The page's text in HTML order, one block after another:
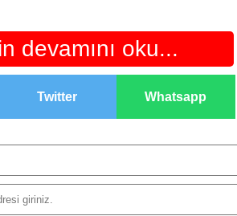
devamını oku...
Twitter Whatsapp